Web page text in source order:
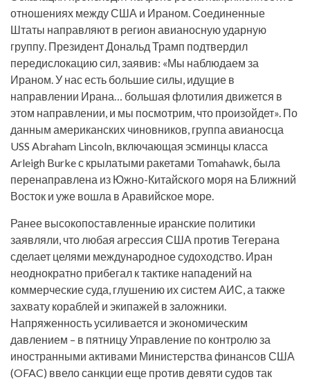
отношениях между США и Ираном. Соединенные
Штаты направляют в регион авианосную ударную
группу. Президент Дональд Трамп подтвердил
передислокацию сил, заявив: «Мы наблюдаем за
Ираном. У нас есть большие силы, идущие в
направлении Ирана… большая флотилия движется в
этом направлении, и мы посмотрим, что произойдет». По
данным американских чиновников, группа авианосца
USS Abraham Lincoln, включающая эсминцы класса
Arleigh Burke с крылатыми ракетами Tomahawk, была
перенаправлена из Южно-Китайского моря на Ближний
Восток и уже вошла в Аравийское море.
Ранее высокопоставленные иранские политики
заявляли, что любая агрессия США против Тегерана
сделает целями международное судоходство. Иран
неоднократно прибегал к тактике нападений на
коммерческие суда, глушению их систем АИС, а также
захвату кораблей и экипажей в заложники.
Напряженность усиливается и экономическим
давлением – в пятницу Управление по контролю за
иностранными активами Министерства финансов США
(OFAC) ввело санкции еще против девяти судов так